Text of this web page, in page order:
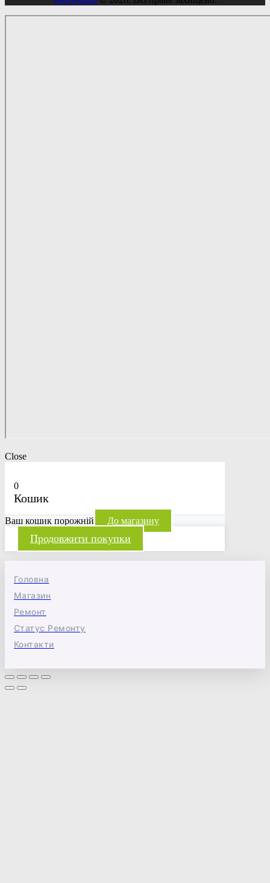
Close
0
Кошик
Ваш кошик порожній До магазину
Продовжити покупки
Головна
Магазин
Ремонт
Статус Ремонту
Контакти